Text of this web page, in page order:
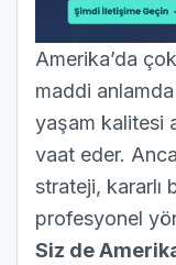
Amerika’da
maddi
yaşam kalitesi
vaat eder.
strateji, kararlı
profesyonel
Siz de